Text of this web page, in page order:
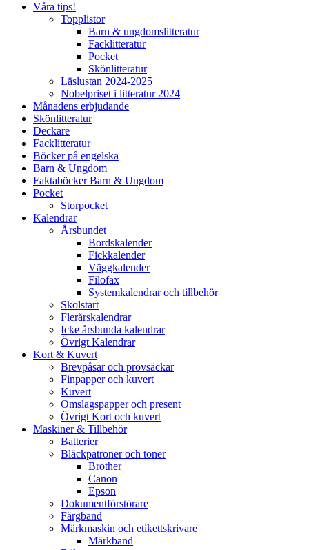
Våra tips!
Topplistor
Barn & ungdomslitteratur
Facklitteratur
Pocket
Skönlitteratur
Läslustan 2024-2025
Nobelpriset i litteratur 2024
Månadens erbjudande
Skönlitteratur
Deckare
Facklitteratur
Böcker på engelska
Barn & Ungdom
Faktaböcker Barn & Ungdom
Pocket
Storpocket
Kalendrar
Årsbundet
Bordskalender
Fickkalender
Väggkalender
Filofax
Systemkalendrar och tillbehör
Skolstart
Flerårskalendrar
Icke årsbunda kalendrar
Övrigt Kalendrar
Kort & Kuvert
Brevpåsar och provsäckar
Finpapper och kuvert
Kuvert
Omslagspapper och present
Övrigt Kort och kuvert
Maskiner & Tillbehör
Batterier
Bläckpatroner och toner
Brother
Canon
Epson
Dokumentförstörare
Färgband
Märkmaskin och etikettskrivare
Märkband